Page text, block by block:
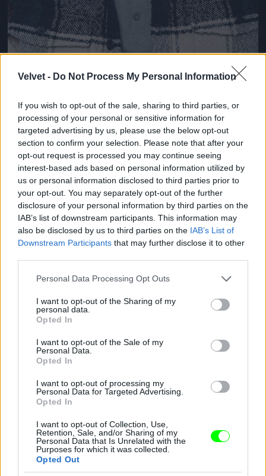
Velvet - Do Not Process My Personal Information
If you wish to opt-out of the sale, sharing to third parties, or
processing of your personal or sensitive information for
targeted advertising by us, please use the below opt-out
section to confirm your selection. Please note that after your
opt-out request is processed you may continue seeing
interest-based ads based on personal information utilized by
us or personal information disclosed to third parties prior to
your opt-out. You may separately opt-out of the further
disclosure of your personal information by third parties on the
IAB’s list of downstream participants. This information may
also be disclosed by us to third parties on the IAB’s List of
Downstream Participants that may further disclose it to other
Please note that this website/app uses one or more Google
not limited to your visit or usage behaviour. You may click to
grant or deny consent to Google and its third-party tags to
use your data for below specified purposes in below Google
consent section.
Personal Data Processing Opt Outs
I want to opt-out of the Sharing of my
personal data.
Opted In
I want to opt-out of the Sale of my
Personal Data.
Opted In
I want to opt-out of processing my
Personal Data for Targeted Advertising.
Opted In
I want to opt-out of Collection, Use,
Retention, Sale, and/or Sharing of my
Personal Data that Is Unrelated with the
Purposes for which it was collected.
Opted Out
Fotó: Bielik István / RTL Magyarország
Jön még kép!